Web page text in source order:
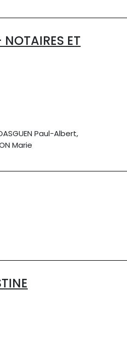
ET
Paul-Albert,
Marie